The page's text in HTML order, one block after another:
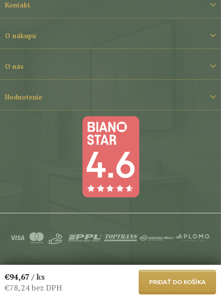
i
Kontakt
O nákupu
O nás
Hodnotenie
. Všetky práva vyhradené.
€94,67 / ks
€78,24 bez DPH
PRIDAŤ DO KOŠÍKA